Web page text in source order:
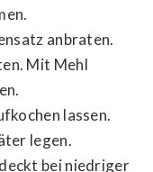
anbraten.
Mit Mehl
lassen.
legen.
bei niedriger